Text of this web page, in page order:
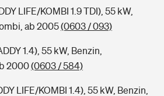
LIFE/KOMBI 1.9 TDI), 55 kW,
ab 2005(0603 / 093)
1.4), 55 kW, Benzin,
2000(0603 / 584)
LIFE/KOMBI 1.4), 55 kW, Benzin,